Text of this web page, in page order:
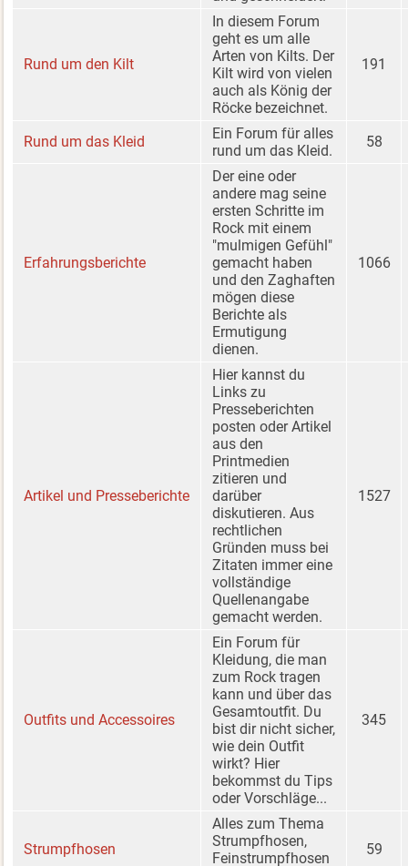
Rund um den Kilt
In diesem Forum
geht es um alle
Arten von Kilts. Der
Kilt wird von vielen
auch als König der
Röcke bezeichnet.
191
Rund um das Kleid
Ein Forum für alles
rund um das Kleid.
58
Erfahrungsberichte
Der eine oder
andere mag seine
ersten Schritte im
Rock mit einem
"mulmigen Gefühl"
gemacht haben
und den Zaghaften
mögen diese
Berichte als
Ermutigung
dienen.
1066
Artikel und Presseberichte
Hier kannst du
Links zu
Presseberichten
posten oder Artikel
aus den
Printmedien
zitieren und
darüber
diskutieren. Aus
rechtlichen
Gründen muss bei
Zitaten immer eine
vollständige
Quellenangabe
gemacht werden.
1527
Outfits und Accessoires
Ein Forum für
Kleidung, die man
zum Rock tragen
kann und über das
Gesamtoutfit. Du
bist dir nicht sicher,
wie dein Outfit
wirkt? Hier
bekommst du Tips
oder Vorschläge...
345
Strumpfhosen
Alles zum Thema
Strumpfhosen,
Feinstrumpfhosen
59